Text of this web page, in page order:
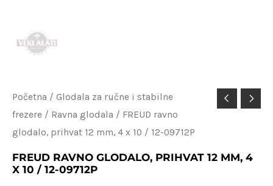
Početna / Glodala za ručne i stabilne
frezere / Ravna glodala / FREUD ravno
glodalo, prihvat 12 mm, 4 x 10 / 12-09712P
FREUD RAVNO GLODALO, PRIHVAT 12 MM, 4
X 10 / 12-09712P
FREUD
ravno
glodalo,
prihvat
12